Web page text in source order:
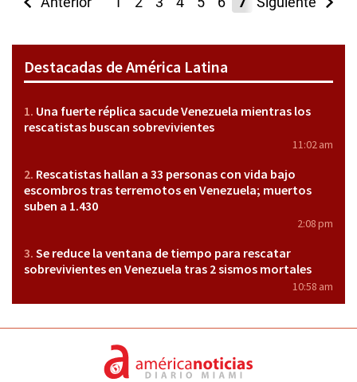
Destacadas de América Latina
Una fuerte réplica sacude Venezuela mientras los
rescatistas buscan sobrevivientes
11:02 am
Rescatistas hallan a 33 personas con vida bajo
escombros tras terremotos en Venezuela; muertos
suben a 1.430
2:08 pm
Se reduce la ventana de tiempo para rescatar
sobrevivientes en Venezuela tras 2 sismos mortales
10:58 am